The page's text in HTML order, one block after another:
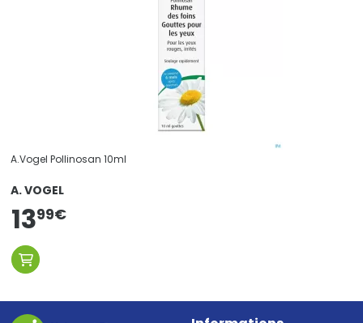
A.Vogel Pollinosan 10ml
A. VOGEL
1399€